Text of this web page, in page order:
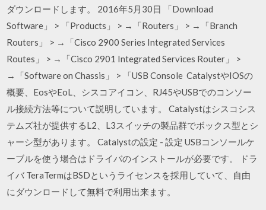
ダウンロードします。 2016年5月30日 「Download
Software」 > 「Products」 > →「Routers」 > →「Branch
Routers」 > →「Cisco 2900 Series Integrated Services
Routes」 > →「Cisco 2901 Integrated Services Router」 >
→「Software on Chassis」 > 「USB Console CatalystやIOSの
概要、EosやEoL、シスコアイコン、RJ45やUSBでのコンソー
ル接続方法等について説明しています。 Catalystはシスコシス
テムズ社が提供するL2、L3スイッチの製品群でボックス型とシ
ャーシ型があります。 Catalystの設定 - 設定 USBコンソールケ
ーブルを使う場合はドライバのインストールが必要です。 ドラ
イバ TeraTermはBSDというライセンスを採用していて、自由
にダウンロードして無料で利用出来ます。